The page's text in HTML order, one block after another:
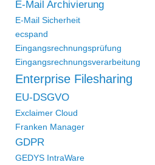
E-Mail Archivierung
E-Mail Sicherheit
ecspand
Eingangsrechnungsprüfung
Eingangsrechnungsverarbeitung
Enterprise Filesharing
EU-DSGVO
Exclaimer Cloud
Franken Manager
GDPR
GEDYS IntraWare